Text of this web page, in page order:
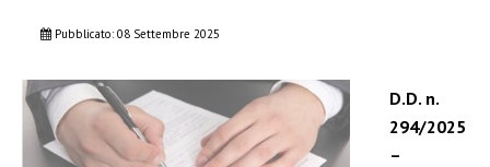
Pubblicato: 08 Settembre 2025
D.D. n.
294/2025
–